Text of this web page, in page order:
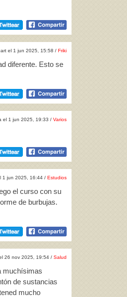
el 1 jun 2025, 15:58 / Friki
diferente. Esto se
el 1 jun 2025, 19:33 / Varios
1 jun 2025, 16:44 / Estudios
el curso con su
de burbujas.
26 nov 2025, 19:54 / Salud
muchísimas
de sustancias
mucho